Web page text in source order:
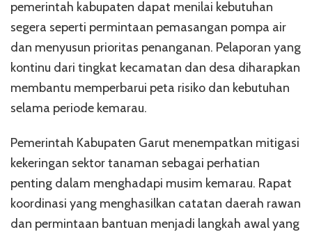
pemerintah kabupaten dapat menilai kebutuhan
segera seperti permintaan pemasangan pompa air
dan menyusun prioritas penanganan. Pelaporan yang
kontinu dari tingkat kecamatan dan desa diharapkan
membantu memperbarui peta risiko dan kebutuhan
selama periode kemarau.
Pemerintah Kabupaten Garut menempatkan mitigasi
kekeringan sektor tanaman sebagai perhatian
penting dalam menghadapi musim kemarau. Rapat
koordinasi yang menghasilkan catatan daerah rawan
dan permintaan bantuan menjadi langkah awal yang